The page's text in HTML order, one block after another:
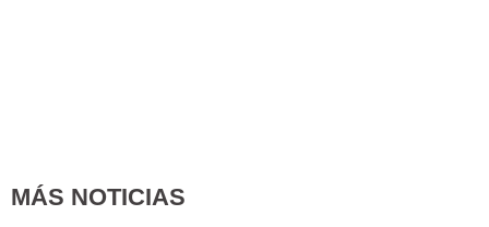
MÁS NOTICIAS